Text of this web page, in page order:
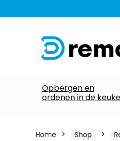
Opbergen en
ordenen in de
Home Shop